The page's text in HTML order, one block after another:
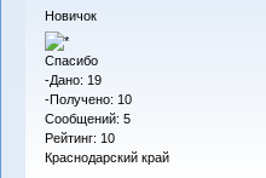
Новичок
Спасибо
-Дано: 19
-Получено: 10
Сообщений: 5
Рейтинг: 10
Краснодарский край